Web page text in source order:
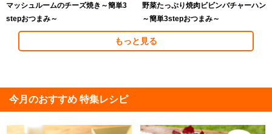
マッシュルームのチーズ焼き～簡単3
stepおつまみ～
野菜たっぷり焼肉ビビンバチャーハン
～簡単3stepおつまみ～
もっと見る
今月のおすすめ 特集レシピ